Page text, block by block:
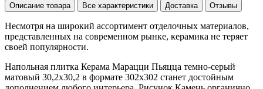
Описание товара Все характеристики Доставка Отзывы
Несмотря на широкий ассортимент отделочных материалов,
представленных на современном рынке, керамика не теряет
своей популярности.
Напольная плитка Керама Марацци Пьяцца темно-серый
матовый 30,2x30,2 в формате 302x302 станет достойным